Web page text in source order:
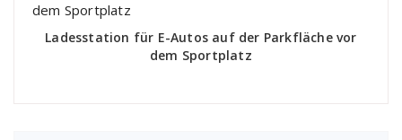
dem Sportplatz
Ladesstation für E-Autos auf der Parkfläche vor
dem Sportplatz